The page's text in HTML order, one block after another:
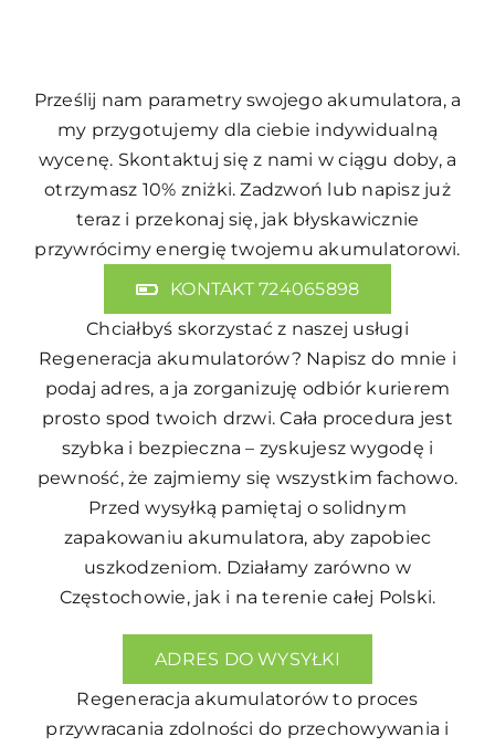
Prześlij nam parametry swojego akumulatora, a
my przygotujemy dla ciebie indywidualną
wycenę. Skontaktuj się z nami w ciągu doby, a
otrzymasz 10% zniżki. Zadzwoń lub napisz już
teraz i przekonaj się, jak błyskawicznie
przywrócimy energię twojemu akumulatorowi.
KONTAKT 724065898
Chciałbyś skorzystać z naszej usługi
Regeneracja akumulatorów? Napisz do mnie i
podaj adres, a ja zorganizuję odbiór kurierem
prosto spod twoich drzwi. Cała procedura jest
szybka i bezpieczna – zyskujesz wygodę i
pewność, że zajmiemy się wszystkim fachowo.
Przed wysyłką pamiętaj o solidnym
zapakowaniu akumulatora, aby zapobiec
uszkodzeniom. Działamy zarówno w
Częstochowie, jak i na terenie całej Polski.
ADRES DO WYSYŁKI
Regeneracja akumulatorów to proces
przywracania zdolności do przechowywania i